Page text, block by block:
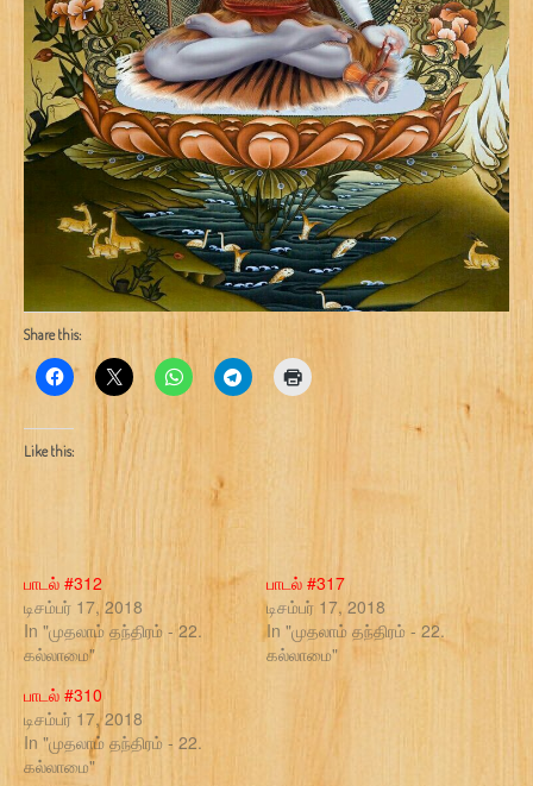
Share this:
Like this:
பாடல் #312
டிசம்பர் 17, 2018
In "முதலாம் தந்திரம் - 22.
கல்லாமை"
பாடல் #317
டிசம்பர் 17, 2018
In "முதலாம் தந்திரம் - 22.
கல்லாமை"
பாடல் #310
டிசம்பர் 17, 2018
In "முதலாம் தந்திரம் - 22.
கல்லாமை"